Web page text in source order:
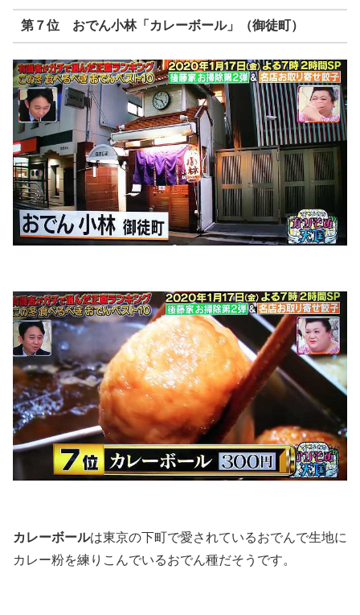
第７位 おでん小林「カレーボール」（御徒町）
カレーボールは東京の下町で愛されているおでんで生地に
カレー粉を練りこんでいるおでん種だそうです。